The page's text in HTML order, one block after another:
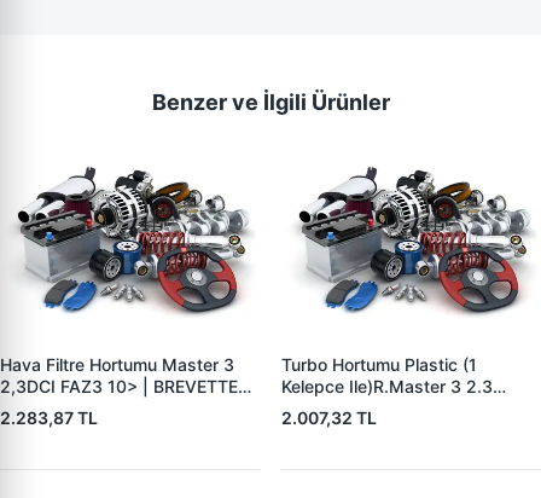
Benzer ve İlgili Ürünler
Hava Filtre Hortumu Master 3
2,3DCI FAZ3 10> | BREVETTE
RN8447 | OEM 1657800Q0B
49670356875 165554107R
2.283,87 TL
Turbo Hortumu Plastic (1
Kelepce Ile)R.Master 3 2.3
Cdio.Movano B 2.3 Cdti 2007- |
BREVETTE RN8404 | OEM
2.007,32 TL